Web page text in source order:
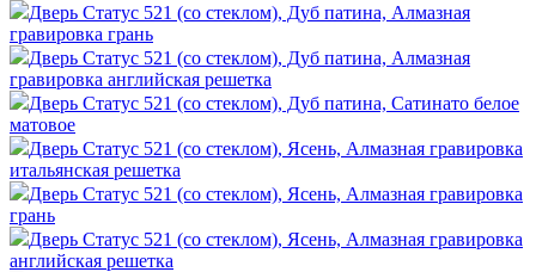
Дверь Статус 521 (со стеклом), Дуб патина, Алмазная
гравировка грань
Дверь Статус 521 (со стеклом), Дуб патина, Алмазная
гравировка английская решетка
Дверь Статус 521 (со стеклом), Дуб патина, Сатинато белое
матовое
Дверь Статус 521 (со стеклом), Ясень, Алмазная гравировка
итальянская решетка
Дверь Статус 521 (со стеклом), Ясень, Алмазная гравировка
грань
Дверь Статус 521 (со стеклом), Ясень, Алмазная гравировка
английская решетка